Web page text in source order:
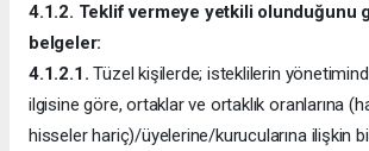
4.1.2. Teklif vermeye yetkili olunduğunu
belgeler:
4.1.2.1. Tüzel kişilerde; isteklilerin
ilgisine göre, ortaklar ve ortaklık oranlarına
hisseler hariç)/üyelerine/kurucularına ilişkin